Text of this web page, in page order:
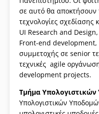
σε αυτό θα αποκτήσουν
τεχνολογίες σχεδίασης
UI Research and
Front-end development,
συμμετοχής σε senior
τεχνικές agile
development projects.
Τμήμα
Υπολογιστικών